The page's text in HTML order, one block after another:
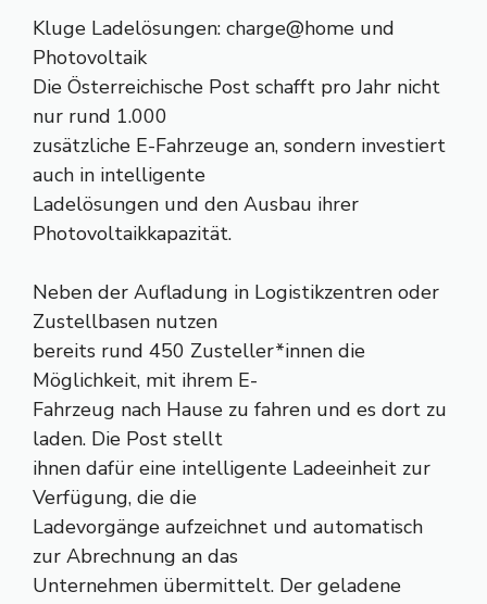
Kluge Ladelösungen: charge@home und
Photovoltaik
Die Österreichische Post schafft pro Jahr nicht
nur rund 1.000
zusätzliche E-Fahrzeuge an, sondern investiert
auch in intelligente
Ladelösungen und den Ausbau ihrer
Photovoltaikkapazität.
Neben der Aufladung in Logistikzentren oder
Zustellbasen nutzen
bereits rund 450 Zusteller*innen die
Möglichkeit, mit ihrem E-
Fahrzeug nach Hause zu fahren und es dort zu
laden. Die Post stellt
ihnen dafür eine intelligente Ladeeinheit zur
Verfügung, die die
Ladevorgänge aufzeichnet und automatisch
zur Abrechnung an das
Unternehmen übermittelt. Der geladene